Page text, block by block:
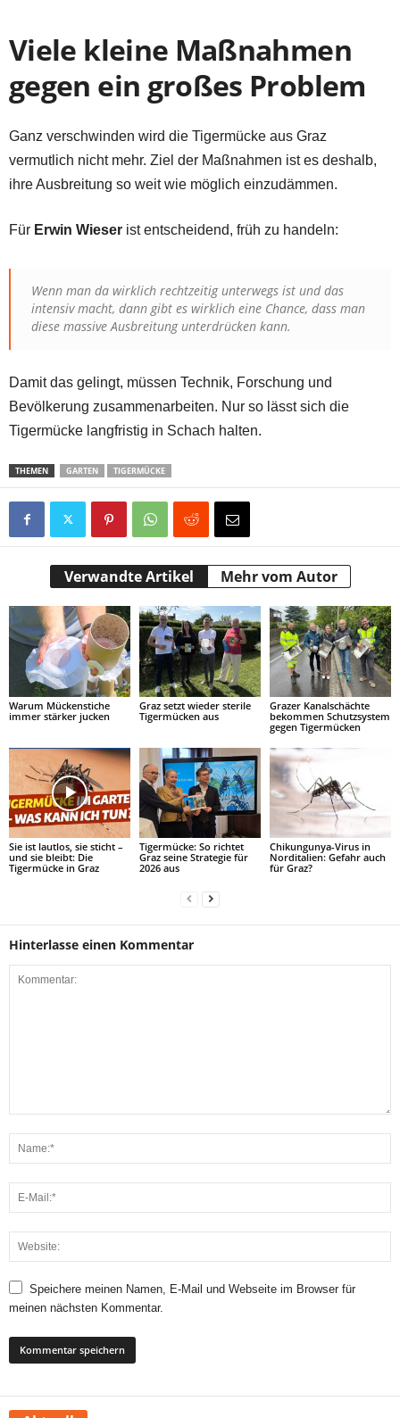
Viele kleine Maßnahmen
gegen ein großes Problem
Ganz verschwinden wird die Tigermücke aus Graz
vermutlich nicht mehr. Ziel der Maßnahmen ist es deshalb,
ihre Ausbreitung so weit wie möglich einzudämmen.
Für Erwin Wieser ist entscheidend, früh zu handeln:
Wenn man da wirklich rechtzeitig unterwegs ist und das
intensiv macht, dann gibt es wirklich eine Chance, dass man
diese massive Ausbreitung unterdrücken kann.
Damit das gelingt, müssen Technik, Forschung und
Bevölkerung zusammenarbeiten. Nur so lässt sich die
Tigermücke langfristig in Schach halten.
THEMEN GARTEN TIGERMÜCKE
Verwandte Artikel Mehr vom Autor
Warum Mückenstiche
immer stärker jucken
Graz setzt wieder sterile
Tigermücken aus
Grazer Kanalschächte
bekommen Schutzsystem
gegen Tigermücken
Sie ist lautlos, sie sticht –
und sie bleibt: Die
Tigermücke in Graz
Tigermücke: So richtet
Graz seine Strategie für
2026 aus
Chikungunya-Virus in
Norditalien: Gefahr auch
für Graz?
Hinterlasse einen Kommentar
Speichere meinen Namen, E-Mail und Webseite im Browser für
meinen nächsten Kommentar.